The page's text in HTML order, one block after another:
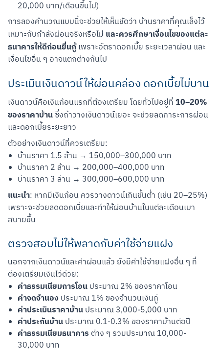
20,000 บาท/เดือนขึ้นไป)
การลองคำนวณแบบนี้จะช่วยให้เห็นชัดว่า บ้านราคาที่คุณเล็งไว้
เหมาะกับกำลังผ่อนจริงหรือไม่ และควรศึกษาเงื่อนไขของแต่ละ
ธนาคารให้ดีก่อนยื่นกู้ เพราะอัตราดอกเบี้ย ระยะเวลาผ่อน และ
เงื่อนไขอื่น ๆ อาจแตกต่างกันไป
ประเมินเงินดาวน์ให้ผ่อนคล่อง ดอกเบี้ยไม่บาน
เงินดาวน์คือเงินก้อนแรกที่ต้องเตรียม โดยทั่วไปอยู่ที่ 10–20%
ของราคาบ้าน ซึ่งถ้าวางเงินดาวน์เยอะ จะช่วยลดภาระการผ่อน
และดอกเบี้ยระยะยาว
ตัวอย่างเงินดาวน์ที่ควรเตรียม:
บ้านราคา 1.5 ล้าน → 150,000–300,000 บาท
บ้านราคา 2 ล้าน → 200,000–400,000 บาท
บ้านราคา 3 ล้าน → 300,000–600,000 บาท
แนะนำ: หากมีเงินก้อน ควรวางดาวน์เกินขั้นต่ำ (เช่น 20–25%)
เพราะจะช่วยลดดอกเบี้ยและทำให้ผ่อนบ้านในแต่ละเดือนเบา
สบายขึ้น
ตรวจสอบไม่ให้พลาดกับค่าใช้จ่ายแฝง
นอกจากเงินดาวน์และค่าผ่อนแล้ว ยังมีค่าใช้จ่ายแฝงอื่น ๆ ที่
ต้องเตรียมเงินไว้ด้วย:
ค่าธรรมเนียมการโอนประมาณ 2% ของราคาโอน
ค่าจดจำนองประมาณ 1% ของจำนวนเงินกู้
ค่าประเมินราคาบ้านประมาณ 3,000-5,000 บาท
ค่าประกันบ้านประมาณ 0.1-0.3% ของราคาบ้านต่อปี
ค่าธรรมเนียมธนาคาร ต่าง ๆ รวมประมาณ 10,000-
30,000 บาท